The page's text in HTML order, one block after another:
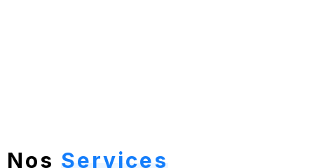
Nos Services